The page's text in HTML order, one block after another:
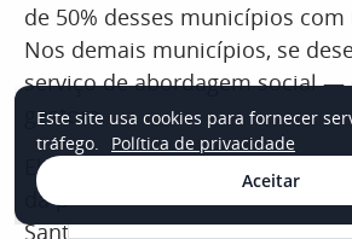
de 50% desses municípios com
Nos demais municípios, se
serviço de abordagem social —
gestora.
Ela avalia ainda que o
da promessa de
Santa Catarina, que atrai a
Este site usa cookies para fornecer
tráfego.
Política de privacidade
Aceitar